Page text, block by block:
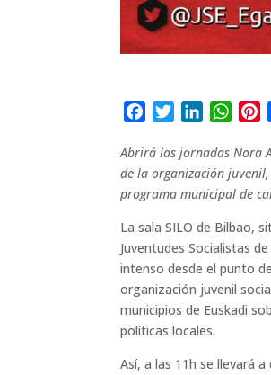
c
e
b
o
o
k
i
t
t
e
r
n
k
e
I
n
W
a
t
s
p
p
n
t
e
r
e
s
t
Abrirá las jornadas Nora
de la organización
programa municipal de
La sala SILO de Bilbao,
Juventudes Socialistas
intenso desde el punto
organización juvenil
municipios de Euskadi
políticas locales.
Así, a las 11h se llevará